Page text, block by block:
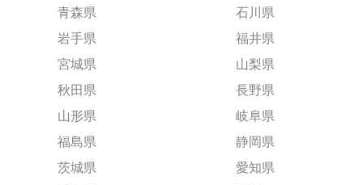
青森県
岩手県
宮城県
秋田県
山形県
福島県
茨城県
石川県
福井県
山梨県
長野県
岐阜県
静岡県
愛知県